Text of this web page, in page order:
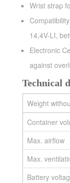
Wrist strap
14,4V-LI,
Electronic
against
Technical
Weight
Container
Max. airflow
Max.
Battery